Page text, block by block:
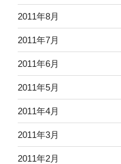
2011年8月
2011年7月
2011年6月
2011年5月
2011年4月
2011年3月
2011年2月